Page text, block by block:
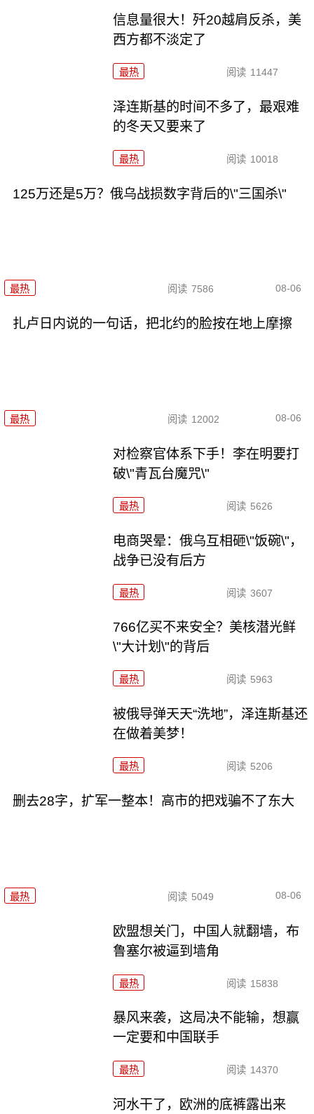
信息量很大！歼20越肩反杀，美
西方都不淡定了
最热 阅读 11447
泽连斯基的时间不多了，最艰难
的冬天又要来了
最热 阅读 10018
125万还是5万？俄乌战损数字背后的\"三国杀\"
最热 阅读 7586 08-06
扎卢日内说的一句话，把北约的脸按在地上摩擦
最热 阅读 12002 08-06
对检察官体系下手！李在明要打
破\"青瓦台魔咒\"
最热 阅读 5626
电商哭晕：俄乌互相砸\"饭碗\"，
战争已没有后方
最热 阅读 3607
766亿买不来安全？美核潜光鲜
\"大计划\"的背后
最热 阅读 5963
被俄导弹天天“洗地”，泽连斯基还
在做着美梦！
最热 阅读 5206
删去28字，扩军一整本！高市的把戏骗不了东大
最热 阅读 5049 08-06
欧盟想关门，中国人就翻墙，布
鲁塞尔被逼到墙角
最热 阅读 15838
暴风来袭，这局决不能输，想赢
一定要和中国联手
最热 阅读 14370
河水干了，欧洲的底裤露出来